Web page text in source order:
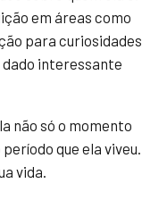
em áreas como
para curiosidades
dado interessante
não só o momento
que ela viveu.
vida.